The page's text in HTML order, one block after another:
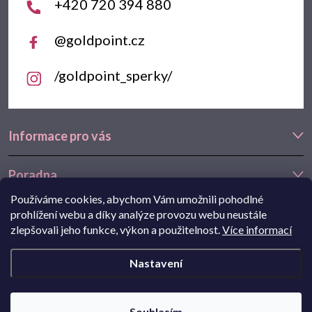
Používáme cookies, abychom Vám umožnili pohodlné
prohlížení webu a díky analýze provozu webu neustále
zlepšovali jeho funkce, výkon a použitelnost.Více informací
Nastavení
Informace pro vás
Poradna
Často hledáte
+420 720 394 880
@goldpoint.cz
/goldpoint_sperky/
Navštivte také náš e-shop Goldstore.cz:zlaté náušnice,dětské
náušnice z bílého zlata